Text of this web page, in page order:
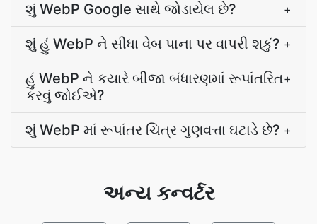
શું WebP Google સાથે જોડાયેલ છે? +
શું હું WebP ને સીધા વેબ પાના પર વાપરી શકું? +
હું WebP ને કયારે બીજા બંધારણમાં રૂપાંતરિત
કરવું જોઈએ?
+
શું WebP માં રૂપાંતર ચિત્ર ગુણવત્તા ઘટાડે છે? +
અન્ય કન્વર્ટર